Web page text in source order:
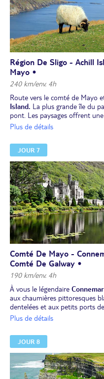
Région De Sligo - Achill
Mayo •
240 km/env. 4h
Route vers le comté de Mayo
Island. La plus grande île du
pont. Les paysages offrent
spectaculaires et de baies
Déjeuner.
Poursuite vers
temps libre pour déambuler à
places animées.
Dîner et nuit dans le comté de
Plus de détails
JOUR 7
Comté De Mayo -
Comté De Galway •
190 km/env. 4h
À vous le légendaire
aux chaumières pittoresques
dentelées et aux petits ports
Visite del’abbaye
l'abbaye, à partir de 12 €/
régler avant départ.
Déjeuner en cours de route.
Tour pédestre de Galway.
Dîner et nuit dans le comté de
Plus de détails
JOUR 8